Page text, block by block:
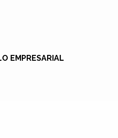
EMPRESARIAL